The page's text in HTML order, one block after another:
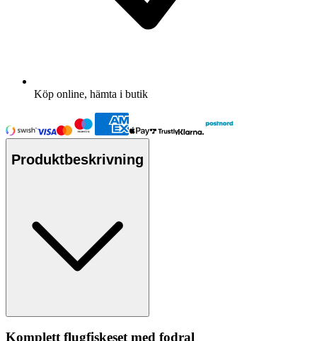
Köp online, hämta i butik
Produktbeskrivning
Komplett flugfiskeset med fodral